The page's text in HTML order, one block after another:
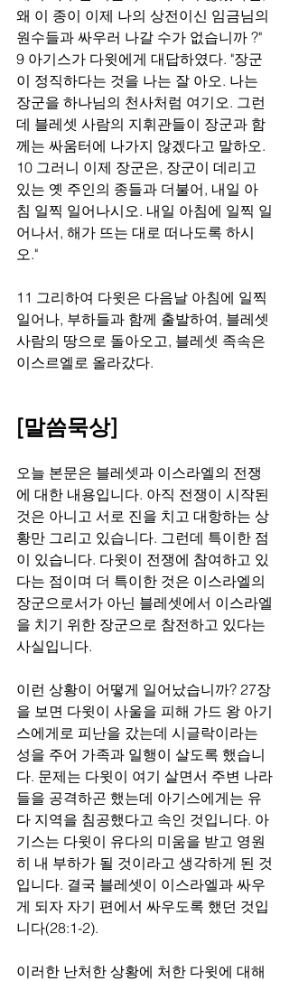
왜 이 종이 이제 나의 상전이신 임금님의
원수들과 싸우러 나갈 수가 없습니까 ?"
9 아기스가 다윗에게 대답하였다. "장군
이 정직하다는 것을 나는 잘 아오. 나는
장군을 하나님의 천사처럼 여기오. 그런
데 블레셋 사람의 지휘관들이 장군과 함
께는 싸움터에 나가지 않겠다고 말하오.
10 그러니 이제 장군은, 장군이 데리고
있는 옛 주인의 종들과 더불어, 내일 아
침 일찍 일어나시오. 내일 아침에 일찍 일
어나서, 해가 뜨는 대로 떠나도록 하시
오."
11 그리하여 다윗은 다음날 아침에 일찍
일어나, 부하들과 함께 출발하여, 블레셋
사람의 땅으로 돌아오고, 블레셋 족속은
이스르엘로 올라갔다.
[말씀묵상]
오늘 본문은 블레셋과 이스라엘의 전쟁
에 대한 내용입니다. 아직 전쟁이 시작된
것은 아니고 서로 진을 치고 대항하는 상
황만 그리고 있습니다. 그런데 특이한 점
이 있습니다. 다윗이 전쟁에 참여하고 있
다는 점이며 더 특이한 것은 이스라엘의
장군으로서가 아닌 블레셋에서 이스라엘
을 치기 위한 장군으로 참전하고 있다는
사실입니다.
이런 상황이 어떻게 일어났습니까? 27장
을 보면 다윗이 사울을 피해 가드 왕 아기
스에게로 피난을 갔는데 시글락이라는
성을 주어 가족과 일행이 살도록 했습니
다. 문제는 다윗이 여기 살면서 주변 나라
들을 공격하곤 했는데 아기스에게는 유
다 지역을 침공했다고 속인 것입니다. 아
기스는 다윗이 유다의 미움을 받고 영원
히 내 부하가 될 것이라고 생각하게 된 것
입니다. 결국 블레셋이 이스라엘과 싸우
게 되자 자기 편에서 싸우도록 했던 것입
니다(28:1-2).
이러한 난처한 상황에 처한 다윗에 대해